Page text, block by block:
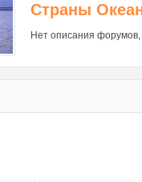
Страны
Нет описания форумов,